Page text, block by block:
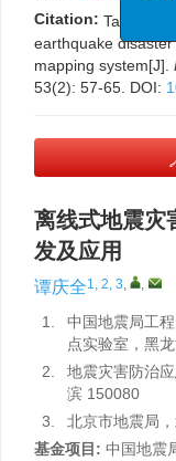
Citation: Tan
earthquake
mapping system[J].
53(2): 57-65. DOI:
离线式地震灾
发及应用
谭庆全1, 2, 3, ,
1.
中国地震局工
点实验室，黑
2.
地震灾害防治
滨 150080
3.
北京市地震局
基金项目: 中国地震